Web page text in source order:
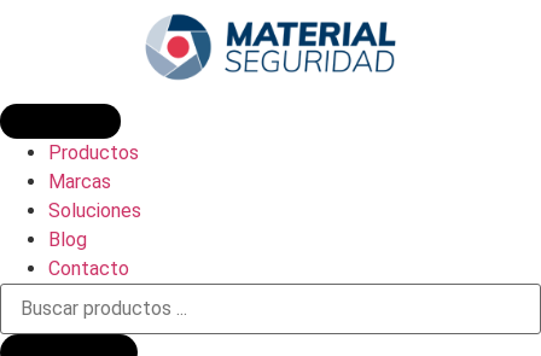
Productos
Marcas
Soluciones
Blog
Contacto
Búsqueda
productos